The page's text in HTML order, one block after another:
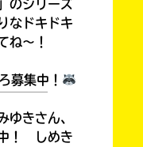
のシリーズ
なドキドキ
ね～！
募集中！
ゆきさん、
！ しめき